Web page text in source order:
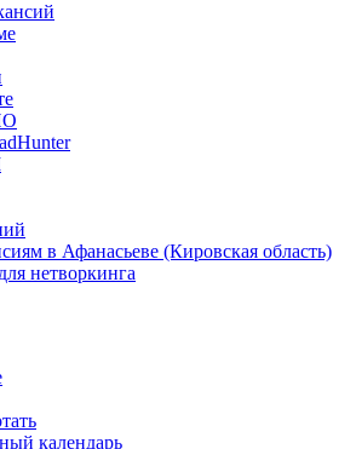
в Афанасьеве (Кировская область)
нетворкинга
календарь